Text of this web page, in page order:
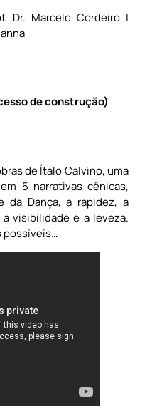
Dr. Marcelo Cordeiro |
de construção)
de Ítalo Calvino, uma
5 narrativas cênicas,
da Dança, a rapidez, a
visibilidade e a leveza.
possíveis…